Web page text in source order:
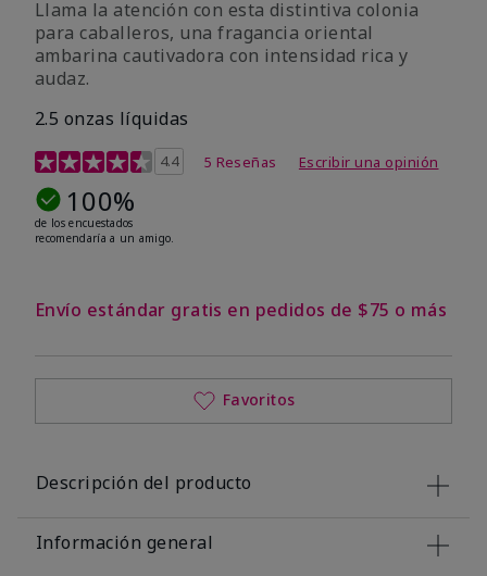
Llama la atención con esta distintiva colonia
para caballeros, una fragancia oriental
ambarina cautivadora con intensidad rica y
audaz.
2.5 onzas líquidas
Calificación de clientes de 4,8 de 5
4.4 5 Reseñas Escribir una opinión
100%
de los encuestados
recomendaría a un amigo.
Envío estándar gratis en pedidos de $75 o más
Favoritos
Descripción del producto
Información general